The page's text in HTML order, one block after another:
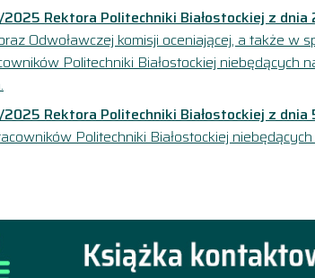
Rektora Politechniki Białostockiej z
Odwoławczej komisji oceniającej, a także w
Politechniki Białostockiej niebędących
Rektora Politechniki Białostockiej z
Politechniki Białostockiej